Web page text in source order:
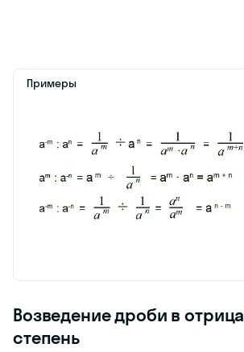
Примеры
Возведение дроби в
степень